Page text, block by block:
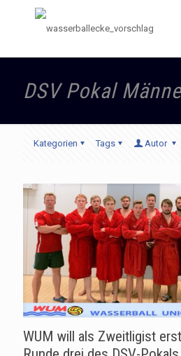
DSV Pokal
Kategorien Tags Autor
WUM will als Zweitligist